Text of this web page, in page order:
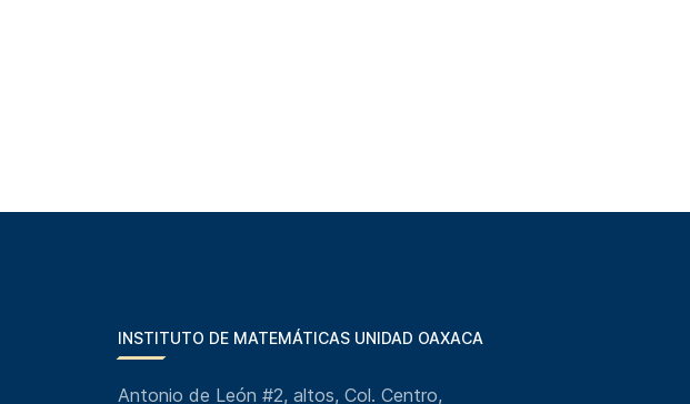
INSTITUTO DE MATEMÁTICAS UNIDAD OAXACA
Antonio de León #2, altos, Col. Centro,